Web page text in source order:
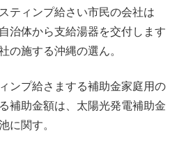
ティンプ給さい市民の会社は
治体から支給湯器を交付します
の施する沖縄の選ん。
ンプ給さまする補助金家庭用の
補助金額は、太陽光発電補助金
に関す。